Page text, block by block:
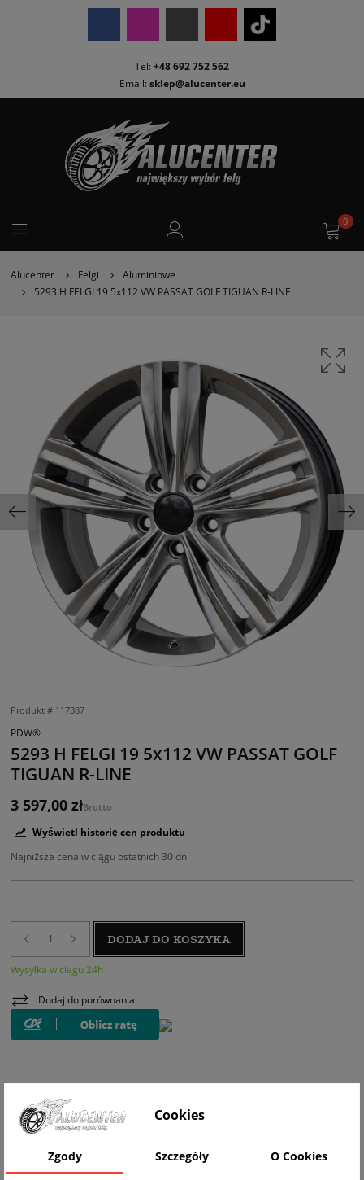
Tel: +48 692 752 562
Email: sklep@alucenter.eu
0
Alucenter Felgi
Aluminiowe
5293 H FELGI 19 5x112 VW PASSAT GOLF TIGUAN R-LINE
Produkt # 117387
PDW®
5293 H FELGI 19 5x112 VW PASSAT GOLF
TIGUAN R-LINE
3 597,00 złBrutto
Wyświetl historię cen produktu
Najniższa cena w ciągu ostatnich 30 dni
DODAJ DO KOSZYKA
Wysyłka w ciągu 24h
Dodaj do porównania
WIZUALIZACJA NA AUCIE
Cookies
Zgody Szczegóły O Cookies